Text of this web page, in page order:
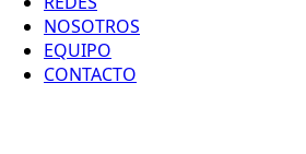
NOSOTROS
EQUIPO
CONTACTO